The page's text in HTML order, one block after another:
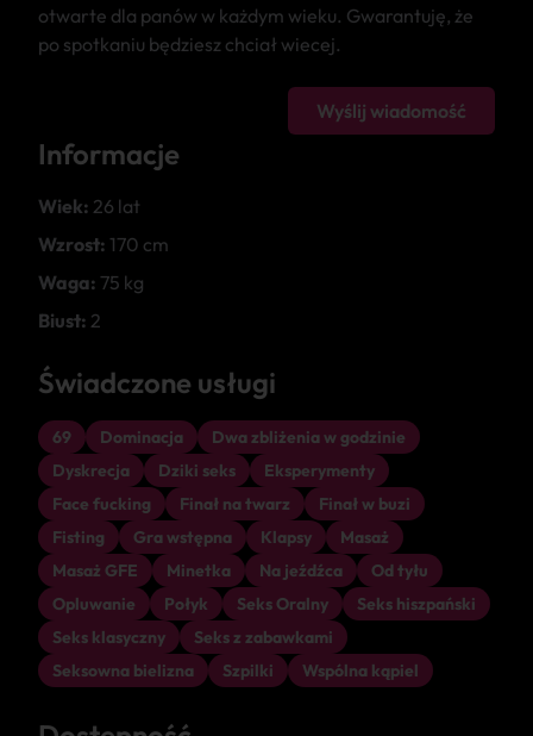
otwarte dla panów w każdym wieku. Gwarantuję, że
po spotkaniu będziesz chciał wiecej.
Wyślij wiadomość
Informacje
Wiek: 26 lat
Wzrost: 170 cm
Waga: 75 kg
Biust: 2
Świadczone usługi
69 Dominacja
Dwa zbliżenia w godzinie
Dyskrecja
Dziki seks
Eksperymenty
Face fucking
Finał na twarz
Finał w buzi
Fisting
Gra wstępna Klapsy
Masaż
Masaż GFE
Minetka Na jeźdźca
Od tyłu
Opluwanie
Połyk Seks Oralny
Seks hiszpański
Seks klasyczny
Seks z zabawkami
Seksowna bielizna
Szpilki Wspólna kąpiel